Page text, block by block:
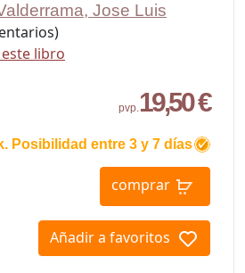
Jose Luis
libro
pvp.19,50 €
Posibilidad entre 3 y 7 días
comprar
Añadir a favoritos